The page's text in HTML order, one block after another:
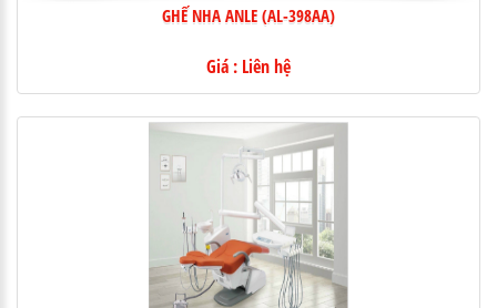
GHẾ NHA ANLE (AL-398AA)
Giá : Liên hệ